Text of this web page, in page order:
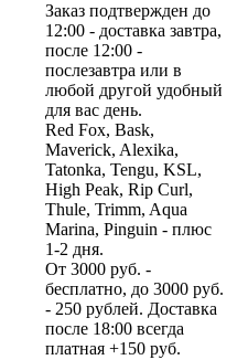
Заказ подтвержден до
12:00 - доставка завтра,
после 12:00 -
послезавтра или в
любой другой удобный
для вас день.
Red Fox, Bask,
Maverick, Alexika,
Tatonka, Tengu, KSL,
High Peak, Rip Curl,
Thule, Trimm, Aqua
Marina, Pinguin - плюс
1-2 дня.
От 3000 руб. -
бесплатно, до 3000 руб.
- 250 рублей. Доставка
после 18:00 всегда
платная +150 руб.